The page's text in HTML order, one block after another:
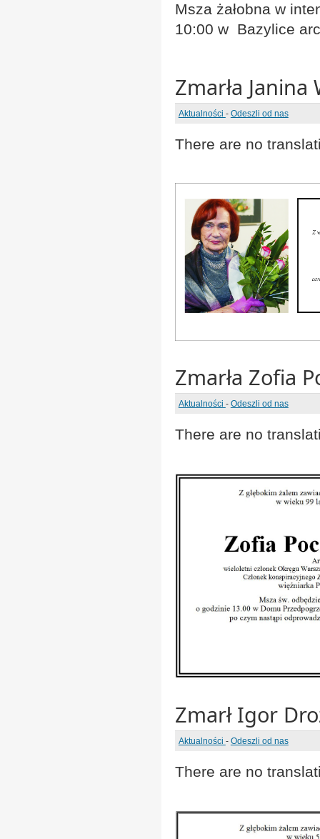
Msza żałobna w
10:00 w Bazylice
Zmarła Janina
Aktualności - Odeszli od nas
There are no
Zmarła Zofia
Aktualności - Odeszli od nas
There are no
Zmarł Igor
Aktualności - Odeszli od nas
There are no